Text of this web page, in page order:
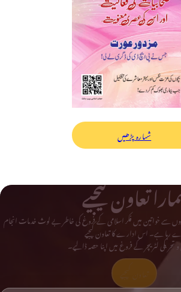
شمارہ پڑھیں
تعاون کیجیے
سے خواتین میں فکر اسلامی کے فروغ کی خاطر بے لوث خدمات انجام
رہا ہے۔ اس ادارے کا تعاون کیجیے
تحریکی لٹریچر کے فروغ میں اپنا حصہ ڈالیے۔